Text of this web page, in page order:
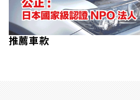
推薦車款